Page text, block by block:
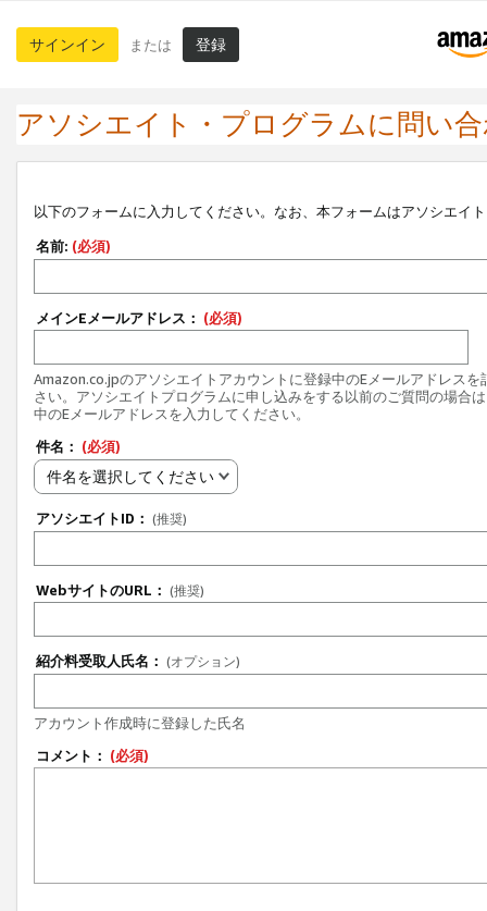
サインイン または 登録
アソシエイト・プログラムに問い
以下のフォームに入力してください。なお、本フォームはアソシエイ
名前: (必須)
メインEメールアドレス： (必須)
Amazon.co.jpのアソシエイトアカウントに登録中のEメールアドレスを
さい。アソシエイトプログラムに申し込みをする以前のご質問の場合
中のEメールアドレスを入力してください。
件名： (必須)
件名を選択してください
アソシエイトID： (推奨)
WebサイトのURL： (推奨)
紹介料受取人氏名： (オプション)
アカウント作成時に登録した氏名
コメント： (必須)